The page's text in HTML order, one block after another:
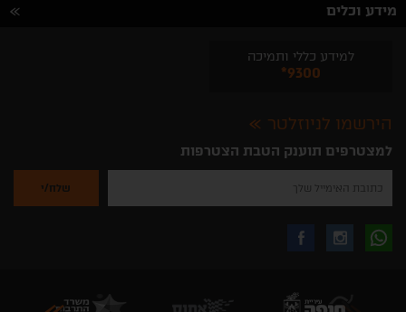
מידע וכלים
למידע כללי ותמיכה
*9300
הירשמו לניוזלטר
למצטרפים תוענק הטבת הצטרפות
להזין
שלך
לקבלת
באינסטגרם
עקבו
בפייסבוק